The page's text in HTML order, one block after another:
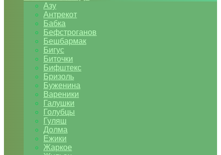
Азу
Антрекот
Бабка
Бефстроганов
Бешбармак
Бигус
Биточки
Бифштекс
Бризоль
Буженина
Вареники
Галушки
Голубцы
Гуляш
Долма
Ежики
Жаркое